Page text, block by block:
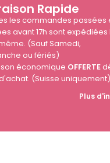
Rapide
les commandes passées
avant 17h sont expédiées
(Sauf Samedi,
ou fériés)
économique OFFERTE
(Suisse uniquement)
Plus